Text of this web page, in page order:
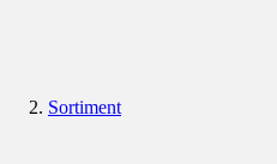
Sortiment